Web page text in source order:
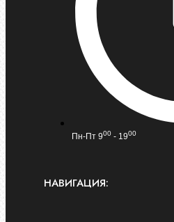
Пн-Пт 900 - 1900
НАВИГАЦИЯ: